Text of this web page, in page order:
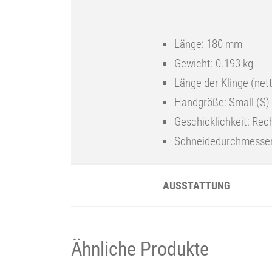
Länge: 180 mm
Gewicht: 0.193 kg
Länge der Klinge
Handgröße: Small (S)
Geschicklichkeit:
AUSSTATTUNG
Ähnliche Produkte